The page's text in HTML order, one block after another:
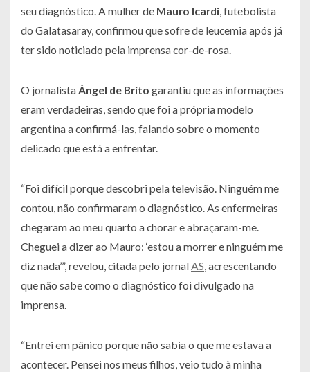
seu diagnóstico. A mulher de Mauro Icardi, futebolista
do Galatasaray, confirmou que sofre de leucemia após já
ter sido noticiado pela imprensa cor-de-rosa.
O jornalistaÁngel de Brito garantiu que as informações
eram verdadeiras, sendo que foi a própria modelo
argentina a confirmá-las, falando sobre o momento
delicado que está a enfrentar.
“Foi difícil porque descobri pela televisão. Ninguém me
contou, não confirmaram o diagnóstico. As enfermeiras
chegaram ao meu quarto a chorar e abraçaram-me.
Cheguei a dizer ao Mauro: ‘estou a morrer e ninguém me
diz nada’”, revelou, citada pelo jornalAS, acrescentando
que não sabe como o diagnóstico foi divulgado na
imprensa.
“Entrei em pânico porque não sabia o que me estava a
acontecer. Pensei nos meus filhos, veio tudo à minha